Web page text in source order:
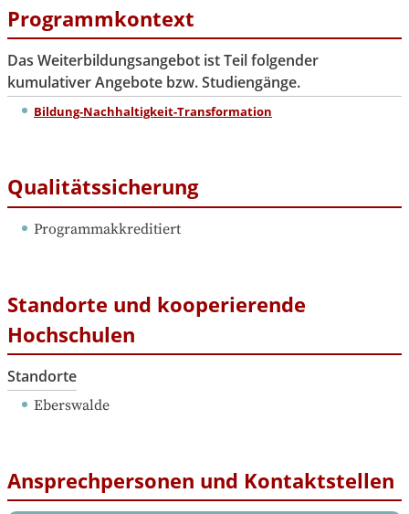
Programmkontext
Das Weiterbildungsangebot ist Teil folgender
kumulativer Angebote bzw. Studiengänge.
Bildung-Nachhaltigkeit-Transformation
Qualitätssicherung
Programmakkreditiert
Standorte und kooperierende
Hochschulen
Standorte
Eberswalde
Ansprechpersonen und Kontaktstellen